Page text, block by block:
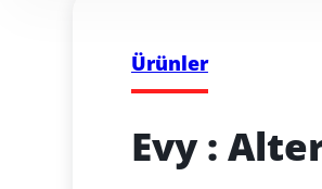
Ürünler
Evy :